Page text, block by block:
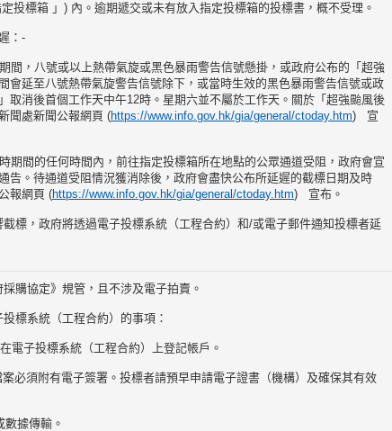
投標箱 」) 內。逾期遞交或未有放入指定投標箱的投標書，概不受理。
：-
間，八號或以上熱帶氣旋或黑色暴雨警告信號懸掛，或政府公布的「超強
會延至八號熱帶氣旋警告信號除下，或當時生效的黑色暴雨警告信號或政
取消後首個工作天中午12時。星期六並不屬於工作天。關於「超強颱風後
聞處新聞公報網頁 (https://www.info.gov.hk/gia/general/ctoday.htm) 宣
期間的任何時間內，前往指定投標箱所在地點的公眾通道受阻，政府會宣
告。待通道受阻情況獲消除後，政府會盡快公布所延遲的截標日期及時
報網頁 (https://www.info.gov.hk/gia/general/ctoday.htm) 宣布。
標，政府將透過電子投標系統（工程合約）和/或電子郵件通知投標者延
購協定》規管，且不涉及電子拍賣。
標系統（工程合約）的事項：
電子投標系統（工程合約）上登記帳戶。
必須附有電子簽署。投標者請預早申請電子證書（機構）及確保其有效
據傳輸。